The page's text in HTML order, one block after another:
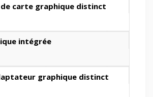
carte graphique distinct
intégrée
graphique distinct